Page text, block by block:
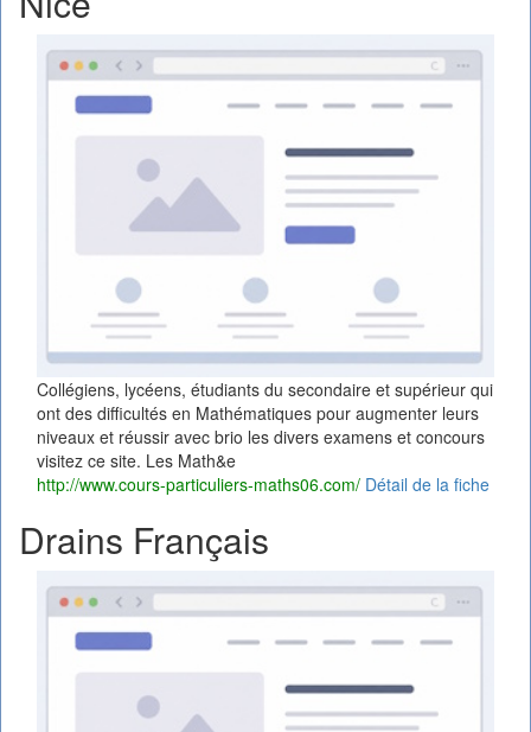
Collégiens, lycéens, étudiants du secondaire et supérieur qui
ont des difficultés en Mathématiques pour augmenter leurs
niveaux et réussir avec brio les divers examens et concours
visitez ce site. Les Math&e
http://www.cours-particuliers-maths06.com/ Détail de la fiche
Drains Français